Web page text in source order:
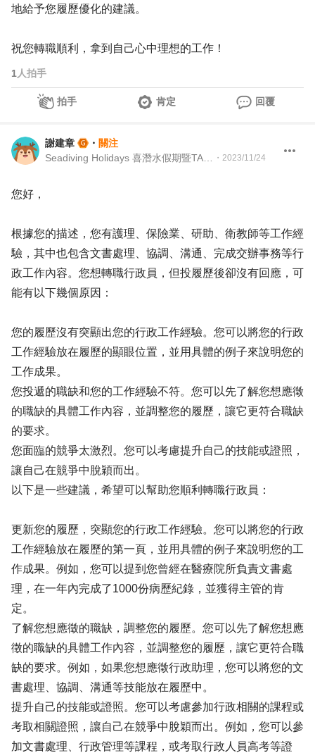
地給予您履歷優化的建議。
祝您轉職順利，拿到自己心中理想的工作！
1 人拍手
拍手 肯定 回覆
謝建章 ・ 關注
・ 2023/11/24
您好，
根據您的描述，您有護理、保險業、研助、衛教師等工作經
驗，其中也包含文書處理、協調、溝通、完成交辦事務等行
政工作內容。您想轉職行政員，但投履歷後卻沒有回應，可
能有以下幾個原因：
您的履歷沒有突顯出您的行政工作經驗。您可以將您的行政
工作經驗放在履歷的顯眼位置，並用具體的例子來說明您的
工作成果。
您投遞的職缺和您的工作經驗不符。您可以先了解您想應徵
的職缺的具體工作內容，並調整您的履歷，讓它更符合職缺
的要求。
您面臨的競爭太激烈。您可以考慮提升自己的技能或證照，
讓自己在競爭中脫穎而出。
以下是一些建議，希望可以幫助您順利轉職行政員：
更新您的履歷，突顯您的行政工作經驗。您可以將您的行政
工作經驗放在履歷的第一頁，並用具體的例子來說明您的工
作成果。例如，您可以提到您曾經在醫療院所負責文書處
理，在一年內完成了1000份病歷紀錄，並獲得主管的肯
定。
了解您想應徵的職缺，調整您的履歷。您可以先了解您想應
徵的職缺的具體工作內容，並調整您的履歷，讓它更符合職
缺的要求。例如，如果您想應徵行政助理，您可以將您的文
書處理、協調、溝通等技能放在履歷中。
提升自己的技能或證照。您可以考慮參加行政相關的課程或
考取相關證照，讓自己在競爭中脫穎而出。例如，您可以參
加文書處理、行政管理等課程，或考取行政人員高考等證